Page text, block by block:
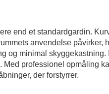
end et standardgardin.
anvendelse
og minimal
Med professionel opmåling
der forstyrrer.